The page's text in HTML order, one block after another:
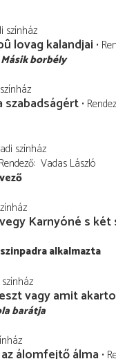
színház
lovag kalandjai
Másik borbély
szabadságért
színház
Rendező Vadas László
Karnyóné s két
szinpadra alkalmazta
vagy amit
barátja